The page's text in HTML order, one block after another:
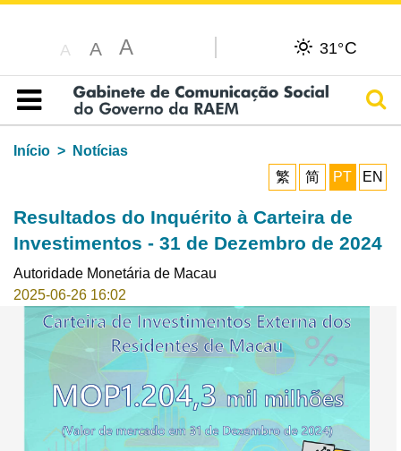
A A A 31°C
Índice
Início
Notícias
繁
简 PT EN
Resultados do Inquérito à Carteira de
Investimentos - 31 de Dezembro de 2024
Autoridade Monetária de Macau
2025-06-26 16:02